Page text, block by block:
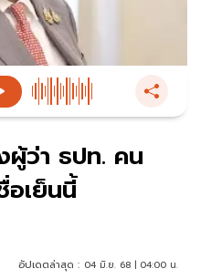
ว่า ธปท. คน
อเย็นนี้
อัปเดตล่าสุด : 04 มิ.ย. 68 | 04:00 น.